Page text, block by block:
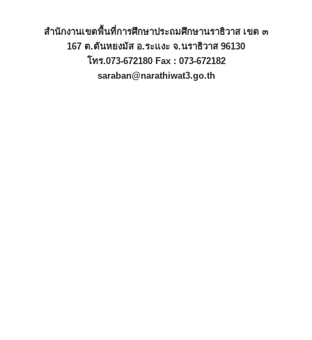
สำนักงานเขตพื้นที่การศึกษาประถมศึกษานราธิวาส เขต ๓
167 ต.ตันหยงมัส อ.ระแงะ จ.นราธิวาส 96130
โทร.073-672180 Fax : 073-672182
saraban@narathiwat3.go.th